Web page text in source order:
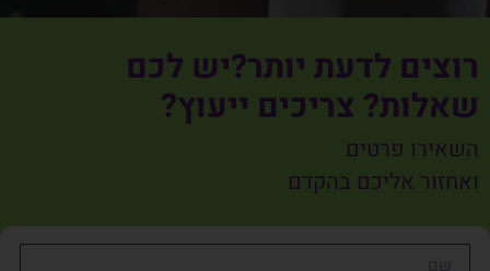
רוצים לדעת יותר?יש לכם
שאלות? צריכים ייעוץ?
השאירו פרטים
ואחזור אליכם בהקדם